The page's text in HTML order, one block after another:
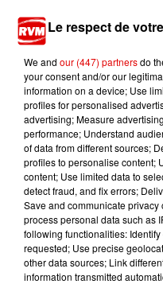
l'A34 et la
TITRES DIFFUSÉS
8h11
8h11
Le respect de
We and our (447) partnersdo
your consent and/or our
information on a device; Use
profiles for personalised
advertising; Measure
performance; Understand
of data from different sources;
profiles to personalise content;
content; Use limited data to
detect fraud, and fix errors;
Save and communicate
process personal data such as
following functionalities:
requested; Use precise
other data sources; Link
information transmitted